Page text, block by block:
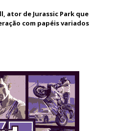
ator de Jurassic Park que
com papéis variados